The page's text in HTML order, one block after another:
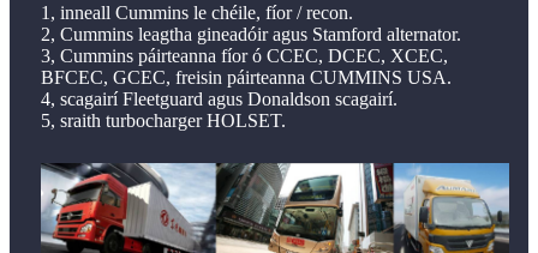
1, inneall Cummins le chéile, fíor / recon.
2, Cummins leagtha gineadóir agus Stamford alternator.
3, Cummins páirteanna fíor ó CCEC, DCEC, XCEC,
BFCEC, GCEC, freisin páirteanna CUMMINS USA.
4, scagairí Fleetguard agus Donaldson scagairí.
5, sraith turbocharger HOLSET.